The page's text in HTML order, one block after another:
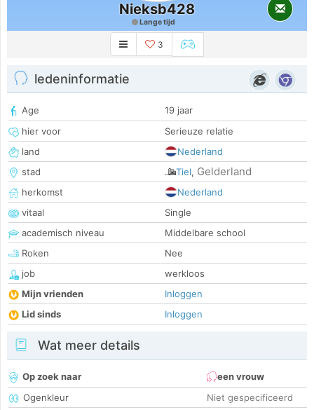
Nieksb428
Lange tijd
3
ledeninformatie
Age
19 jaar
hier voor
Serieuze relatie
land
Nederland
stad
Tiel, Gelderland
herkomst
Nederland
vitaal
Single
academisch niveau
Middelbare school
Roken
Nee
job
werkloos
Mijn vrienden
Inloggen
Lid sinds
Inloggen
Wat meer details
Op zoek naar
een vrouw
Ogenkleur
Niet gespecificeerd